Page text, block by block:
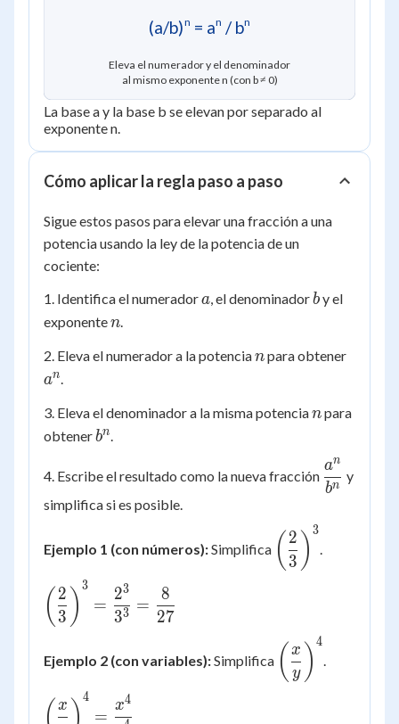
(a/b)n = an / bn
Eleva el numerador y el denominador
al mismo exponente n (con b ≠ 0)
La base a y la base b se elevan por separado al
exponente n.
Cómo aplicar la regla paso a paso
Sigue estos pasos para elevar una fracción a una
potencia usando la ley de la potencia de un
cociente:
1. Identifica el numeradora
a, el denominadorb
by el
exponenten
n.
2. Eleva el numerador a la potencian
npara obtener
an.
3. Eleva el denominador a la misma potencian
npara
obtenerb^n
bn.
4. Escribe el resultado como la nueva fracción
{b^n}
bn
an
y
simplifica si es posible.
Ejemplo 1 (con números):Simplifica
\left(\dfrac{2}
{3}\right)^3
( 3
2 ) 3
.
\left(\dfrac{2}
{3}\right)^3
= \dfrac{2^3}
{3^3} =
\dfrac{8}{27}
( 3
2 ) 3
=
33
23
=
27
8
Ejemplo 2 (con variables):Simplifica
\left(\dfrac{x}
{y}\right)^4
( y
x ) 4
.
\left(\dfrac{x}
x
4
=
x4